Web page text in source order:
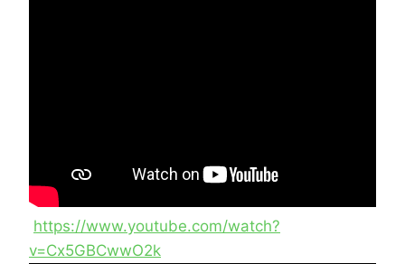
https://www.youtube.com/watch?
v=Cx5GBCwwO2k